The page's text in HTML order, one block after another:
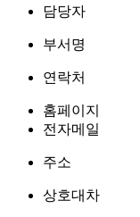
담당자
부서명
연락처
홈페이지
전자메일
주소
상호대차